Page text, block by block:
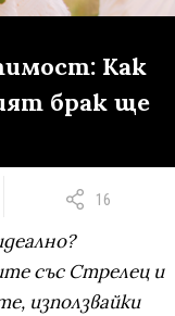
Kак
брак ще
16
със Стрелец и
използвайки